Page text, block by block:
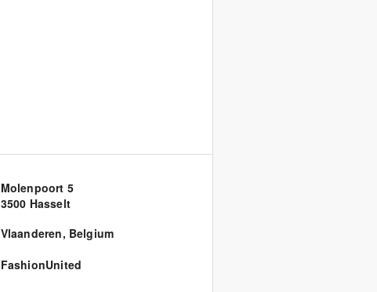
Molenpoort 5
3500 Hasselt
Vlaanderen, Belgium
FashionUnited